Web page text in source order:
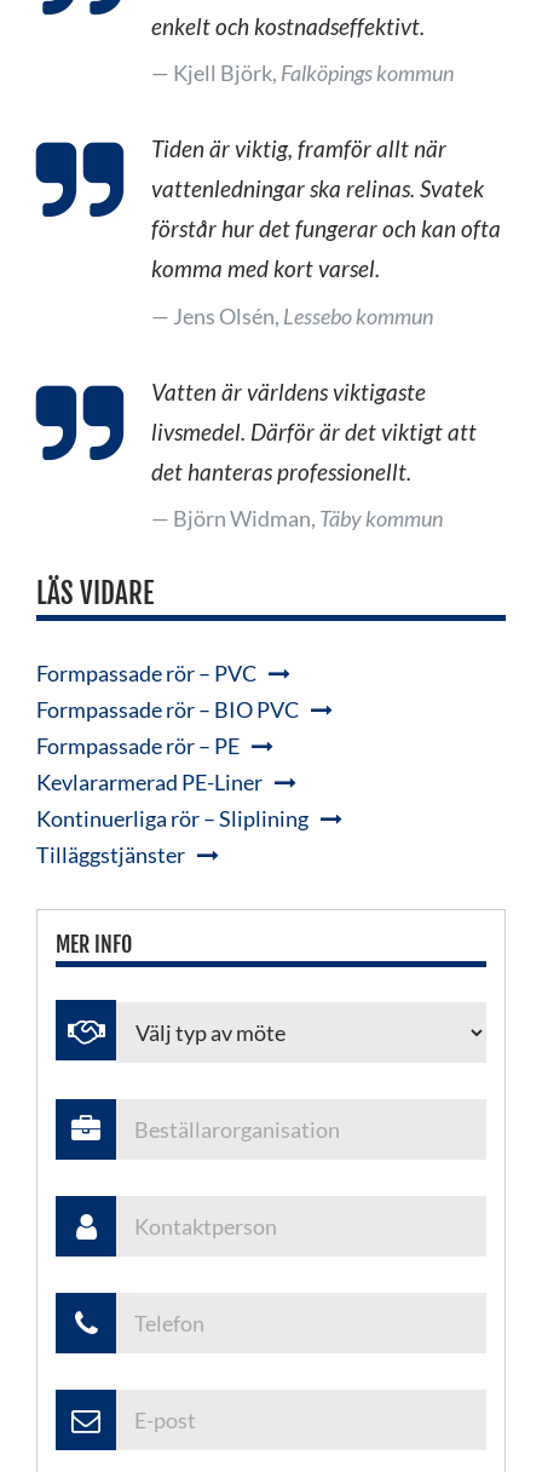
enkelt och kostnadseffektivt.
Kjell Björk, Falköpings kommun
Tiden är viktig, framför allt när
vattenledningar ska relinas. Svatek
förstår hur det fungerar och kan ofta
komma med kort varsel.
Jens Olsén, Lessebo kommun
Vatten är världens viktigaste
livsmedel. Därför är det viktigt att
det hanteras professionellt.
Björn Widman, Täby kommun
LÄS VIDARE
Formpassade rör – PVC
Formpassade rör – BIO PVC
Formpassade rör – PE
Kevlararmerad PE-Liner
Kontinuerliga rör – Sliplining
Tilläggstjänster
MER INFO
Lämna
detta
fält
tomt.